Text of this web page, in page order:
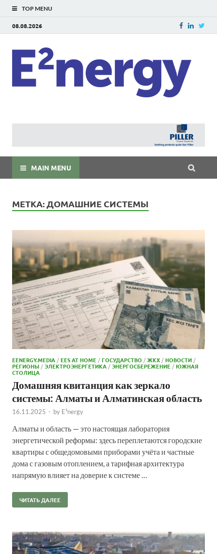
TOP MENU
08.08.2026
MAIN MENU
МЕТКА:ДОМАШНИЕ СИСТЕМЫ
EENERGY.MEDIA /EES AT HOME /ГОСУДАРСТВО /ЖКХ /НОВОСТИ /
РЕГИОНЫ /ЭЛЕКТРОЭНЕРГЕТИКА /ЭНЕРГОСБЕРЕЖЕНИЕ /ЮЖНАЯ
СТОЛИЦА
Домашняя квитанция как зеркало
системы: Алматы и Алматинская область
16.11.2025 - by E²nergy
Алматы и область — это настоящая лаборатория
энергетической реформы: здесь переплетаются городские
квартиры с общедомовыми приборами учёта и частные
дома с газовым отоплением, а тарифная архитектура
напрямую влияет на доверие к системе …
ЧИТАТЬ ДАЛЕЕ